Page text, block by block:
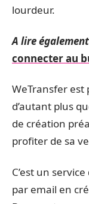
lourdeur.
A lire
connecter au
WeTransfer
d’autant plus
de création
profiter de sa
C’est un
par email en